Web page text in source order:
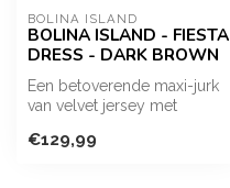
BOLINA ISLAND
BOLINA ISLAND - FIESTA
DRESS - DARK BROWN
Een betoverende maxi-jurk
van velvet jersey met
voor u...
€129,99